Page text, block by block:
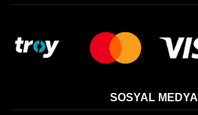
SOSYAL MEDYA